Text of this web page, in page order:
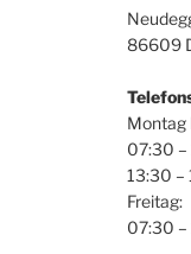
86609
Montag
07:30 –
13:30 –
Freitag:
07:30 –